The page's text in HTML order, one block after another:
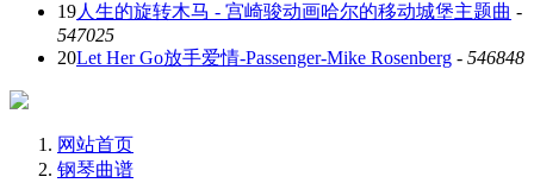
19人生的旋转木马 - 宫崎骏动画哈尔的移动城堡主题曲 -
547025
20Let Her Go放手爱情-Passenger-Mike Rosenberg - 546848
网站首页
钢琴曲谱